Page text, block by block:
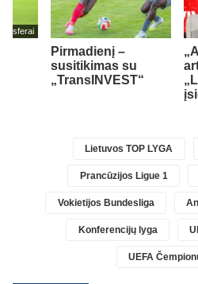
Pirmadienį –
susitikimas su
„TransINVEST“
Lietuvos TOP LYGA
Prancūzijos Ligue 1
Vokietijos Bundesliga
Konferencijų lyga
UEFA